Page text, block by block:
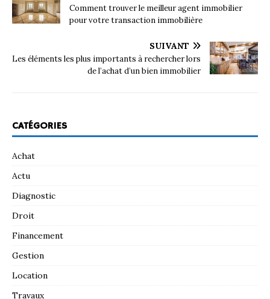
Comment trouver le meilleur agent immobilier
pour votre transaction immobilière
SUIVANT
Les éléments les plus importants à rechercher lors
de l’achat d’un bien immobilier
CATÉGORIES
Achat
Actu
Diagnostic
Droit
Financement
Gestion
Location
Travaux